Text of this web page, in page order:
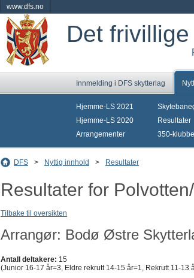
www.dfs.no
Det
Innmelding i DFS skytterlag
Hjemme-LS 2021
Hjemme-LS 2020
Arrangementer
Resultater
350-
DFS > Nyttig innhold > Resultater
Resultater for
Tilbake til oversikten
Arrangør: Bodø Østre
Antall deltakere: 15
(Junior 16-17 år=3, Eldre rekrutt 14-15 år=1, Rekrutt 11-